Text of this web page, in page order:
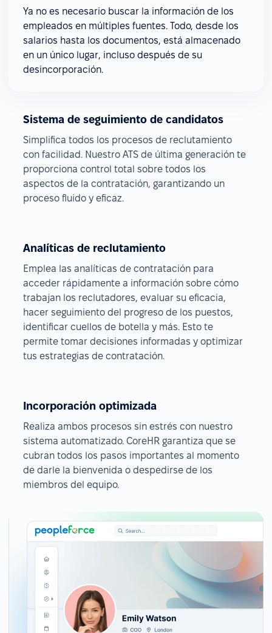
Ya no es necesario buscar la información de los
empleados en múltiples fuentes. Todo, desde los
salarios hasta los documentos, está almacenado
en un único lugar, incluso después de su
desincorporación.
Sistema de seguimiento de candidatos
Simplifica todos los procesos de reclutamiento
con facilidad. Nuestro ATS de última generación te
proporciona control total sobre todos los
aspectos de la contratación, garantizando un
proceso fluido y eficaz.
Analíticas de reclutamiento
Emplea las analíticas de contratación para
acceder rápidamente a información sobre cómo
trabajan los reclutadores, evaluar su eficacia,
hacer seguimiento del progreso de los puestos,
identificar cuellos de botella y más. Esto te
permite tomar decisiones informadas y optimizar
tus estrategias de contratación.
Incorporación optimizada
Realiza ambos procesos sin estrés con nuestro
sistema automatizado. CoreHR garantiza que se
cubran todos los pasos importantes al momento
de darle la bienvenida o despedirse de los
miembros del equipo.